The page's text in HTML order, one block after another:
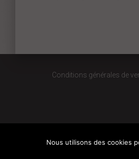
Conditions générales de
Nous utilisons des cookies